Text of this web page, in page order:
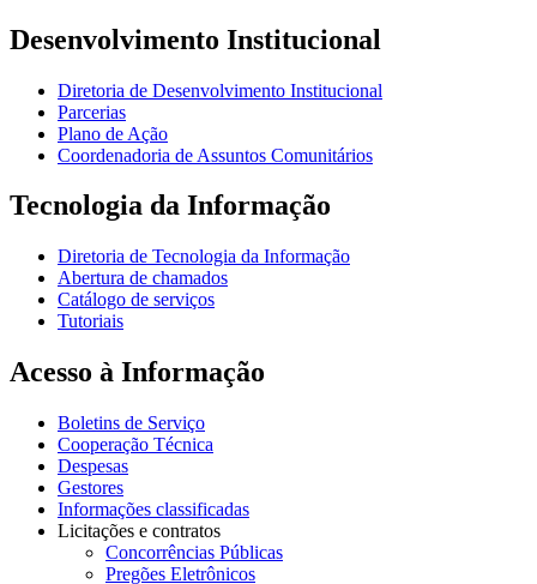
Desenvolvimento Institucional
Diretoria de Desenvolvimento Institucional
Parcerias
Plano de Ação
Coordenadoria de Assuntos Comunitários
Tecnologia da Informação
Diretoria de Tecnologia da Informação
Abertura de chamados
Catálogo de serviços
Tutoriais
Acesso à Informação
Boletins de Serviço
Cooperação Técnica
Despesas
Gestores
Informações classificadas
Licitações e contratos
Concorrências Públicas
Pregões Eletrônicos